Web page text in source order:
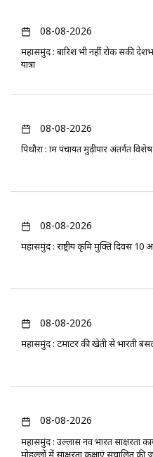
08-08-2026
महासमुंद : बारिश भी नहीं रोक सकी
यात्रा
08-08-2026
पिथौरा : ग्राम पंचायत मुढ़ीपार अंतर्गत
08-08-2026
महासमुंद : राष्ट्रीय कृमि मुक्ति दिवस
08-08-2026
महासमुंद : टमाटर की खेती से भारती
08-08-2026
महासमुंद : उल्लास नव भारत साक्षरता
मोहल्लों में साक्षरता कक्षाएं संचालित की